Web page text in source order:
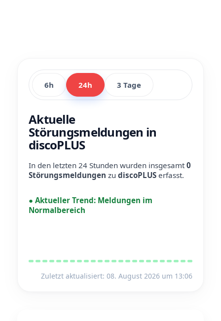
6h 24h 3 Tage
Aktuelle
Störungsmeldungen in
discoPLUS
In den letzten 24 Stunden wurden insgesamt0
Störungsmeldungen zu discoPLUS erfasst.
● Aktueller Trend: Meldungen im
Normalbereich
Zuletzt aktualisiert: 08. August 2026 um 13:06